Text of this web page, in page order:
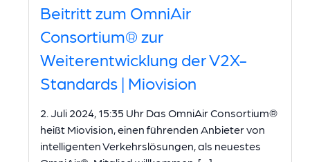
Beitritt zum OmniAir
Consortium® zur
Weiterentwicklung der V2X-
Standards | Miovision
2. Juli 2024, 15:35 Uhr Das OmniAir Consortium®
heißt Miovision, einen führenden Anbieter von
intelligenten Verkehrslösungen, als neuestes